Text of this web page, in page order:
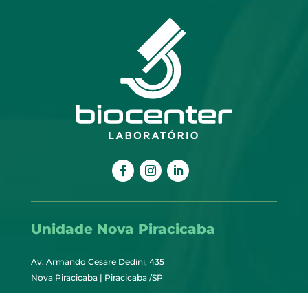
Unidade Nova Piracicaba
Av. Armando Cesare Dedini, 435
Nova Piracicaba | Piracicaba /SP